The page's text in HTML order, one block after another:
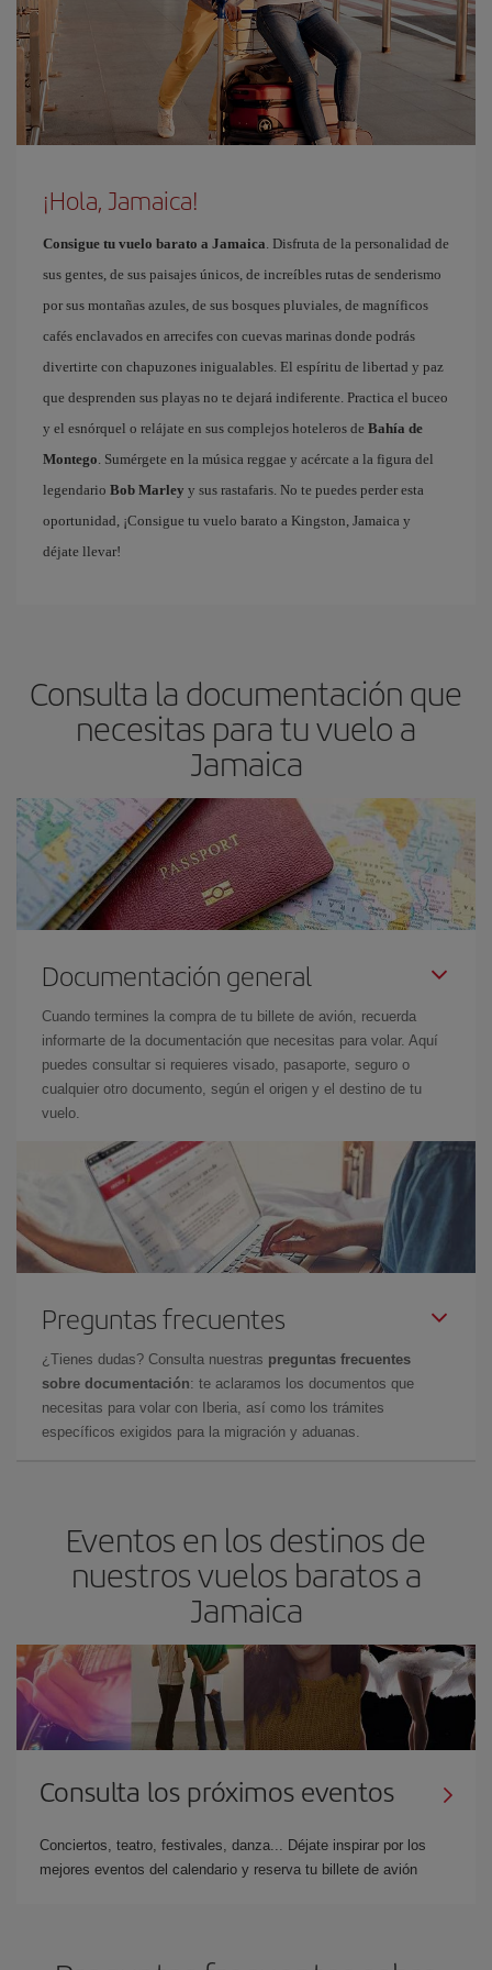
¡Hola, Jamaica!
Consigue tu vuelo barato a Jamaica . Disfruta de la personalidad de
sus gentes, de sus paisajes únicos, de increíbles rutas de senderismo
por sus montañas azules, de sus bosques pluviales, de magníficos
cafés enclavados en arrecifes con cuevas marinas donde podrás
divertirte con chapuzones inigualables. El espíritu de libertad y paz
que desprenden sus playas no te dejará indiferente. Practica el buceo
y el esnórquel o relájate en sus complejos hoteleros de Bahía de
Montego . Sumérgete en la música reggae y acércate a la figura del
legendario Bob Marley y sus rastafaris. No te puedes perder esta
oportunidad, ¡Consigue tu vuelo barato a Kingston, Jamaica y
déjate llevar!
Consulta la documentación que
necesitas para tu vuelo a
Jamaica
Documentación general
Cuando termines la compra de tu billete de avión, recuerda
informarte de la documentación que necesitas para volar. Aquí
puedes consultar si requieres visado, pasaporte, seguro o
cualquier otro documento, según el origen y el destino de tu
vuelo.
Preguntas frecuentes
¿Tienes dudas? Consulta nuestras preguntas frecuentes
sobre documentación: te aclaramos los documentos que
necesitas para volar con Iberia, así como los trámites
específicos exigidos para la migración y aduanas.
Eventos en los destinos de
nuestros vuelos baratos a
Jamaica
Consulta los próximos eventos
Conciertos, teatro, festivales, danza... Déjate inspirar por los
mejores eventos del calendario y reserva tu billete de avión